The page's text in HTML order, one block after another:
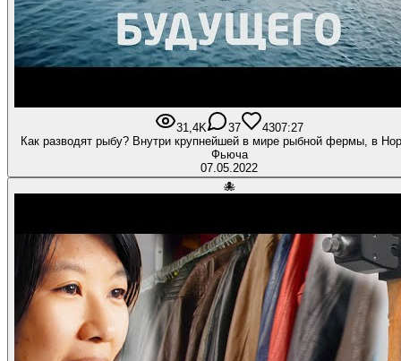
31,4K 37 4307:27
Как разводят рыбу? Внутри крупнейшей в мире рыбной фермы, в
Фьюча
07.05.2022
🐙